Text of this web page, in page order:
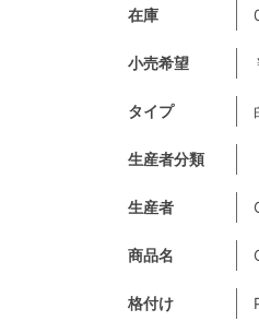
在庫
小売希望
タイプ
生産者分類
生産者
商品名
格付け